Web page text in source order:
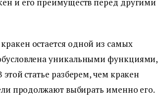
остается одной из самых
уникальными функциями,
статье разберем, чем кракен
продолжают выбирать именно его.